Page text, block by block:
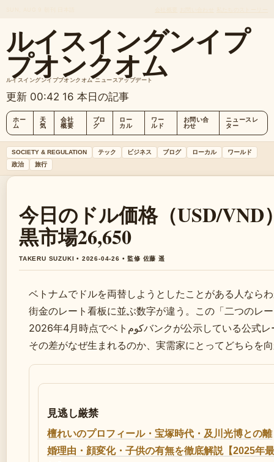
ルイスイングンイプ
プオンクオム
ルイスイングンイププオンクオム ニュースアップデート
更新 00:42 16 本日の記事
ホー
ム
天
気
会社
概要
ブロ
グ
ロー
カル
ワー
ルド
お問い合
わせ
ニュースレ
ター
SOCIETY & REGULATION テック ビジネス ブログ ローカル
ワールド
政治
旅行
今日のドル価格（USD/VND
黒市場26,650
TAKERU SUZUKI • 2026-04-26 • 監修 佐藤 遥
ベトナムでドルを両替しようとしたことがある人なら
街金のレート看板に並ぶ数字が違う。この「二つのレ
2026年4月時点でベトكومバンクが公示している公式レートと、黒市場で取引されるレートの双方を整理し、
その差がなぜ生まれるのか、実需家にとってどちらを
見逃し厳禁
檀れいのプロフィール・宝塚時代・及川光博との離
婚理由・顔変化・子供の有無を徹底解説【2025年最